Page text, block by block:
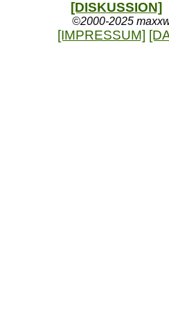
[DISKUSSION]
©2000-2025
[IMPRESSUM]